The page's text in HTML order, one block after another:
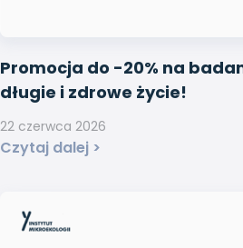
Promocja do -20% na
długie i zdrowe życie!
Czytaj dalej >
22 czerwca 2026